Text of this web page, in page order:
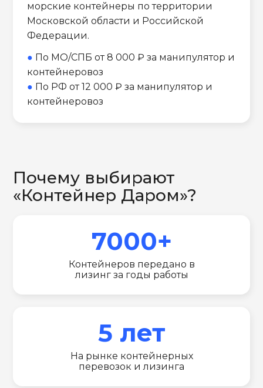
морские контейнеры по территории
Московской области и Российской
Федерации.
● По МО/СПБ от 8 000 ₽ за манипулятор и
контейнеровоз
● По РФ от 12 000 ₽ за манипулятор и
контейнеровоз
Почему выбирают
«Контейнер Даром»?
7000+
Контейнеров передано в
лизинг за годы работы
5 лет
На рынке контейнерных
перевозок и лизинга